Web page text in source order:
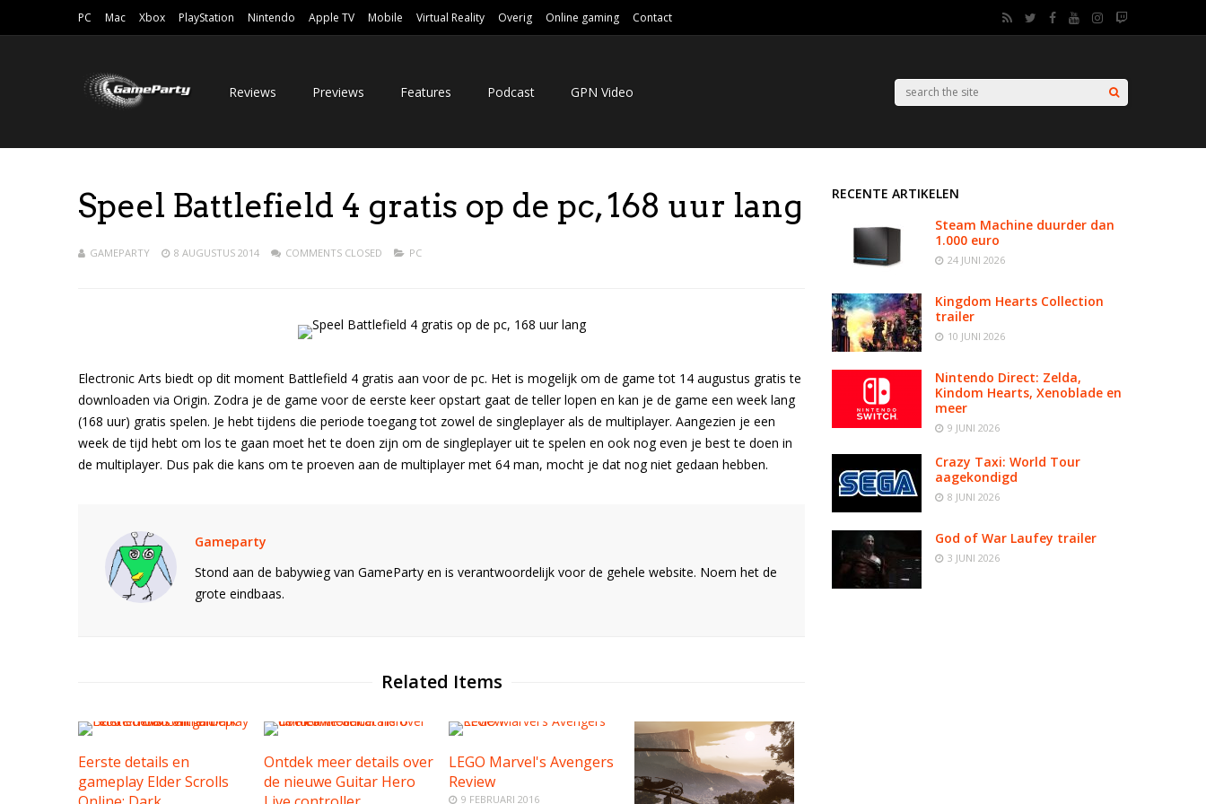
PC Mac Xbox PlayStation Nintendo Apple TV Mobile Virtual Reality Overig Online gaming Contact
Reviews Previews Features Podcast GPN Video
Speel Battlefield 4 gratis op de pc, 168 uur lang
GAMEPARTY 8 AUGUSTUS 2014 COMMENTS CLOSED PC
Electronic Arts biedt op dit moment Battlefield 4 gratis aan voor de pc. Het is mogelijk om de game tot 14 augustus gratis te
downloaden via Origin. Zodra je de game voor de eerste keer opstart gaat de teller lopen en kan je de game een week lang
(168 uur) gratis spelen. Je hebt tijdens die periode toegang tot zowel de singleplayer als de multiplayer. Aangezien je een
week de tijd hebt om los te gaan moet het te doen zijn om de singleplayer uit te spelen en ook nog even je best te doen in
de multiplayer. Dus pak die kans om te proeven aan de multiplayer met 64 man, mocht je dat nog niet gedaan hebben.
Gameparty
Stond aan de babywieg van GameParty en is verantwoordelijk voor de gehele website. Noem het de
grote eindbaas.
Related Items
Eerste details en
gameplay Elder Scrolls
Ontdek meer details over
de nieuwe Guitar Hero
LEGO Marvel's Avengers
Review
9 FEBRUARI 2016
RECENTE ARTIKELEN
Steam Machine duurder dan
1.000 euro
24 JUNI 2026
Kingdom Hearts Collection
trailer
10 JUNI 2026
Nintendo Direct: Zelda,
Kindom Hearts, Xenoblade en
meer
9 JUNI 2026
Crazy Taxi: World Tour
aagekondigd
8 JUNI 2026
God of War Laufey trailer
3 JUNI 2026